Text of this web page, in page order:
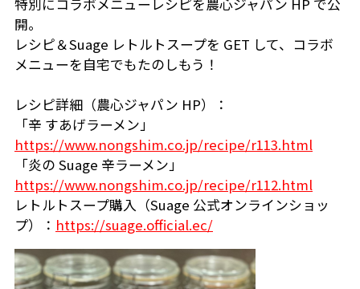
特別にコラボメニューレシピを農心ジャパン HP で公
開。
レシピ＆Suage レトルトスープを GET して、コラボ
メニューを自宅でもたのしもう！
レシピ詳細（農心ジャパン HP）：
「辛 すあげラーメン」
https://www.nongshim.co.jp/recipe/r113.html
「炎の Suage 辛ラーメン」
https://www.nongshim.co.jp/recipe/r112.html
レトルトスープ購入（Suage 公式オンラインショッ
プ）： https://suage.official.ec/